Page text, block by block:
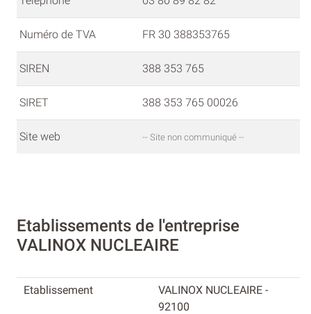
Numéro de TVA FR 30 388353765
SIREN 388 353 765
SIRET 388 353 765 00026
Site web -- Site non communiqué --
Etablissements de l'entreprise
VALINOX NUCLEAIRE
VALINOX NUCLEAIRE -
92100